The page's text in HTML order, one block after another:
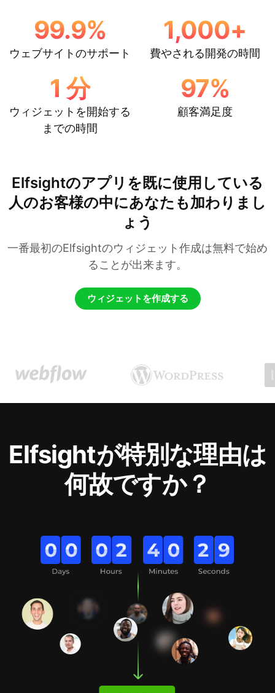
99.9%
ウェブサイトのサポート
1,000+
費やされる開発の時間
1 分
ウィジェットを開始する
までの時間
97%
顧客満足度
Elfsightのアプリを既に使用している
人のお客様の中にあなたも加わりまし
ょう
一番最初のElfsightのウィジェット作成は無料で始め
ることが出来ます。
ウィジェットを作成する
Elfsightが特別な理由は
何故ですか？